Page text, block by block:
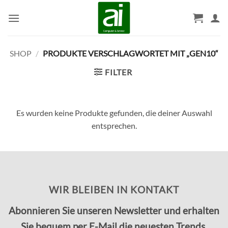
Inhalt
SHOP / PRODUKTE VERSCHLAGWORTET MIT „GEN10“
FILTER
Es wurden keine Produkte gefunden, die deiner Auswahl
entsprechen.
WIR BLEIBEN IN KONTAKT
Abonnieren Sie unseren Newsletter und erhalten